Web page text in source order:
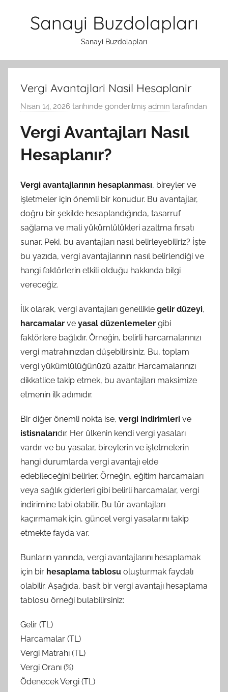
Sanayi Buzdolapları
Sanayi Buzdolapları
Vergi Avantajlari Nasil Hesaplanir
Nisan 14, 2026 tarihinde gönderilmiş admin tarafından
Vergi Avantajları Nasıl
Hesaplanır?
Vergi avantajlarının hesaplanması, bireyler ve
işletmeler için önemli bir konudur. Bu avantajlar,
doğru bir şekilde hesaplandığında, tasarruf
sağlama ve mali yükümlülükleri azaltma fırsatı
sunar. Peki, bu avantajları nasıl belirleyebiliriz? İşte
bu yazıda, vergi avantajlarının nasıl belirlendiği ve
hangi faktörlerin etkili olduğu hakkında bilgi
vereceğiz.
İlk olarak, vergi avantajları genellikle gelir düzeyi,
harcamalar ve yasal düzenlemeler gibi
faktörlere bağlıdır. Örneğin, belirli harcamalarınızı
vergi matrahınızdan düşebilirsiniz. Bu, toplam
vergi yükümlülüğünüzü azaltır. Harcamalarınızı
dikkatlice takip etmek, bu avantajları maksimize
etmenin ilk adımıdır.
Bir diğer önemli nokta ise, vergi indirimleri ve
istisnalarıdır. Her ülkenin kendi vergi yasaları
vardır ve bu yasalar, bireylerin ve işletmelerin
hangi durumlarda vergi avantajı elde
edebileceğini belirler. Örneğin, eğitim harcamaları
veya sağlık giderleri gibi belirli harcamalar, vergi
indirimine tabi olabilir. Bu tür avantajları
kaçırmamak için, güncel vergi yasalarını takip
etmekte fayda var.
Bunların yanında, vergi avantajlarını hesaplamak
için bir hesaplama tablosu oluşturmak faydalı
olabilir. Aşağıda, basit bir vergi avantajı hesaplama
tablosu örneği bulabilirsiniz:
Gelir (TL)
Harcamalar (TL)
Vergi Matrahı (TL)
Vergi Oranı (%)
Ödenecek Vergi (TL)